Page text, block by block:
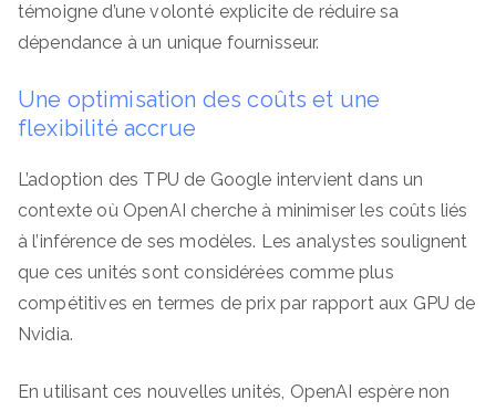
témoigne d’une volonté explicite de réduire sa
dépendance à un unique fournisseur.
Une optimisation des coûts et une
flexibilité accrue
L’adoption des TPU de Google intervient dans un
contexte où OpenAI cherche à minimiser les coûts liés
à l’inférence de ses modèles. Les analystes soulignent
que ces unités sont considérées comme plus
compétitives en termes de prix par rapport aux GPU de
Nvidia.
En utilisant ces nouvelles unités, OpenAI espère non